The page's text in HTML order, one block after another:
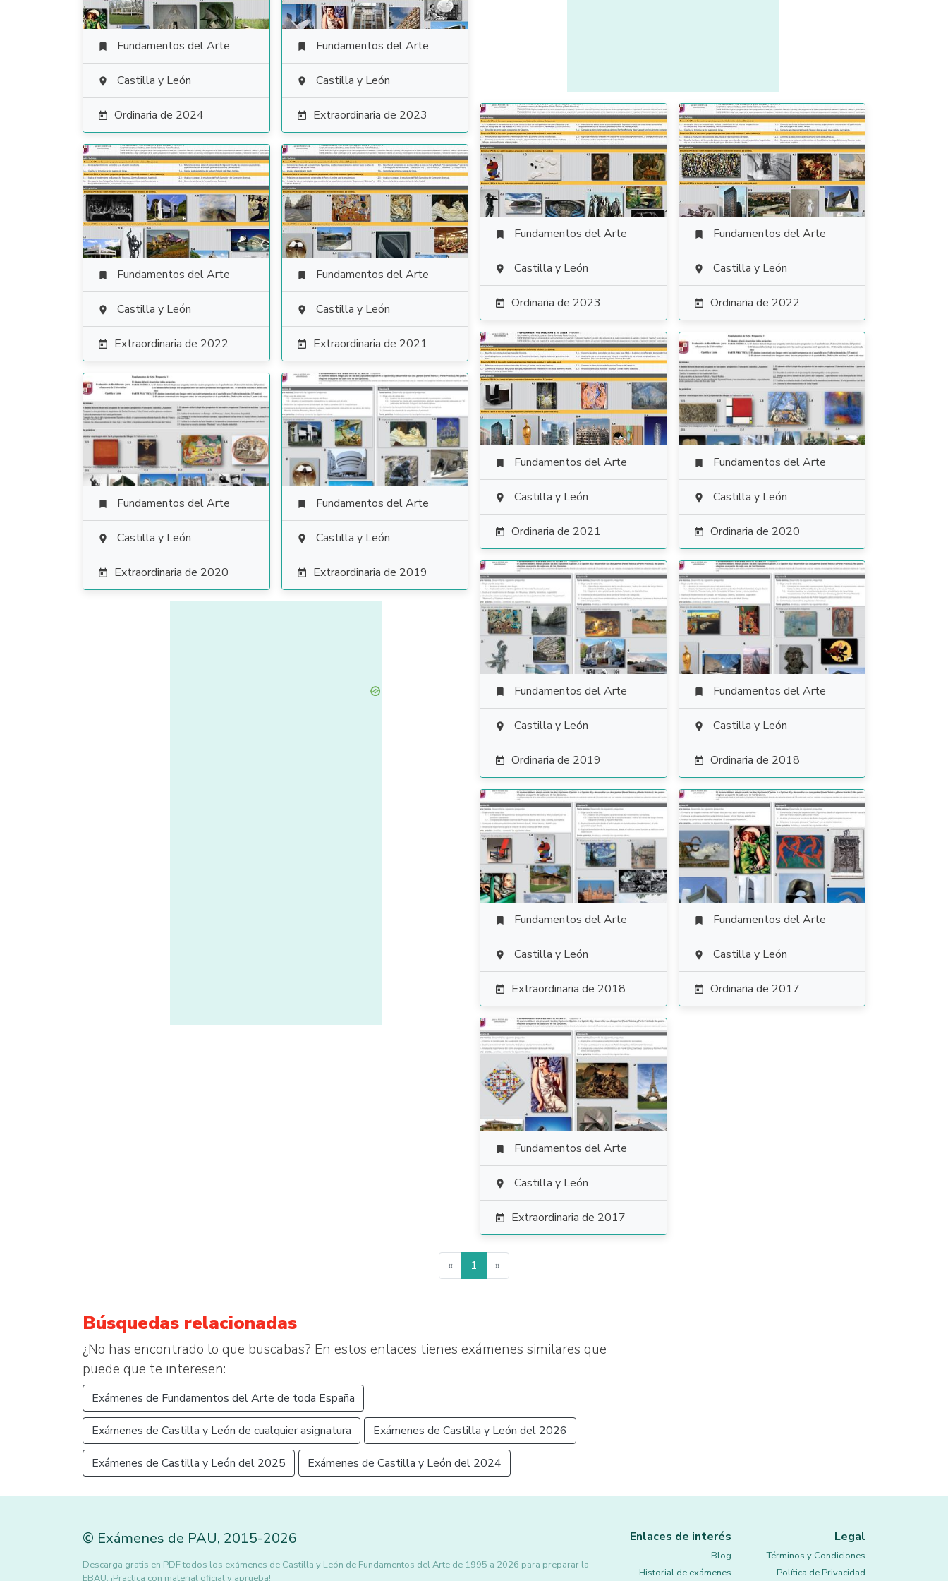
 Fundamentos del Arte
 Castilla y León
 Ordinaria de 2024
 Fundamentos del Arte
 Castilla y León
 Extraordinaria de 2023
 Fundamentos del Arte
 Castilla y León
 Ordinaria de 2023
 Fundamentos del Arte
 Castilla y León
 Ordinaria de 2022
 Fundamentos del Arte
 Castilla y León
 Extraordinaria de 2022
 Fundamentos del Arte
 Castilla y León
 Extraordinaria de 2021
 Fundamentos del Arte
 Castilla y León
 Ordinaria de 2021
 Fundamentos del Arte
 Castilla y León
 Ordinaria de 2020
 Fundamentos del Arte
 Castilla y León
 Extraordinaria de 2020
 Fundamentos del Arte
 Castilla y León
 Extraordinaria de 2019
 Fundamentos del Arte
 Castilla y León
 Ordinaria de 2019
 Fundamentos del Arte
 Castilla y León
 Ordinaria de 2018
 Fundamentos del Arte
 Castilla y León
 Extraordinaria de 2018
 Fundamentos del Arte
 Castilla y León
 Ordinaria de 2017
 Fundamentos del Arte
 Castilla y León
 Extraordinaria de 2017
« 1 »
Búsquedas relacionadas
¿No has encontrado lo que buscabas? En estos enlaces tienes exámenes similares que
puede que te interesen:
Exámenes de Fundamentos del Arte de toda España
Exámenes de Castilla y León de cualquier asignatura Exámenes de Castilla y León del 2026
Exámenes de Castilla y León del 2025 Exámenes de Castilla y León del 2024
© Exámenes de PAU, 2015-2026
Descarga gratis en PDF todos los exámenes de Castilla y León de Fundamentos del Arte de 1995 a 2026 para preparar la
EBAU. ¡Practica con material oficial y aprueba!
Enlaces de interés
Blog
Historial de exámenes
Legal
Términos y Condiciones
Política de Privacidad